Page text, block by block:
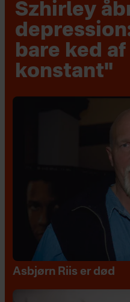
Szhirley
bare ked
konstant"
Asbjørn Riis er død